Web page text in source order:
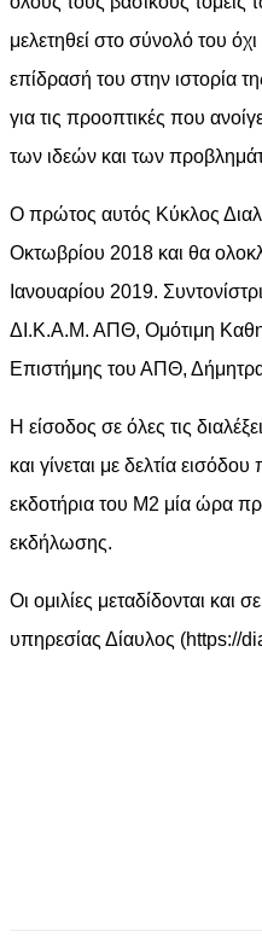
μελετηθεί στο σύνολό του
επίδρασή του στην ιστορία
για τις προοπτικές που
των ιδεών και των
Ο πρώτος αυτός Κύκλος
Οκτωβρίου 2018 και θα
Ιανουαρίου 2019.
ΔΙ.Κ.Α.Μ. ΑΠΘ, Ομότιμη
Επιστήμης του ΑΠΘ,
Η είσοδος σε όλες τις
και γίνεται με δελτία
εκδοτήρια του Μ2 μία ώρα
εκδήλωσης.
Οι ομιλίες μεταδίδονται
υπηρεσίας Δίαυλος (https://